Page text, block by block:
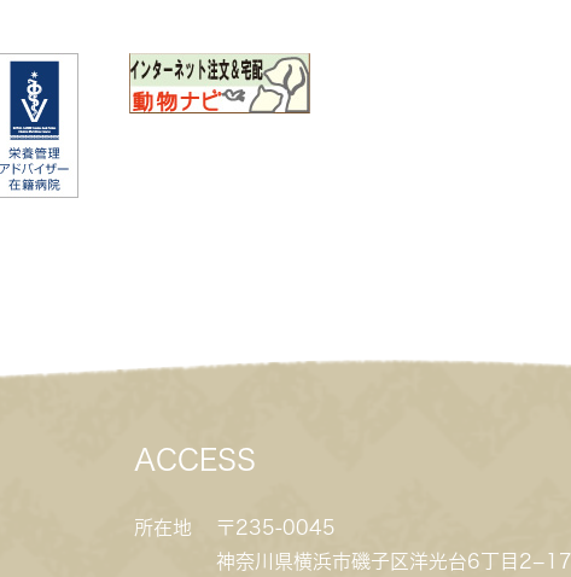
ACCESS
所在地
〒235-0045
神奈川県横浜市磯子区洋光台6丁目2−17